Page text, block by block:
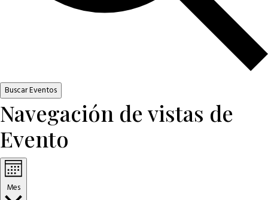
Buscar Eventos
Navegación de vistas de
Evento
Mes